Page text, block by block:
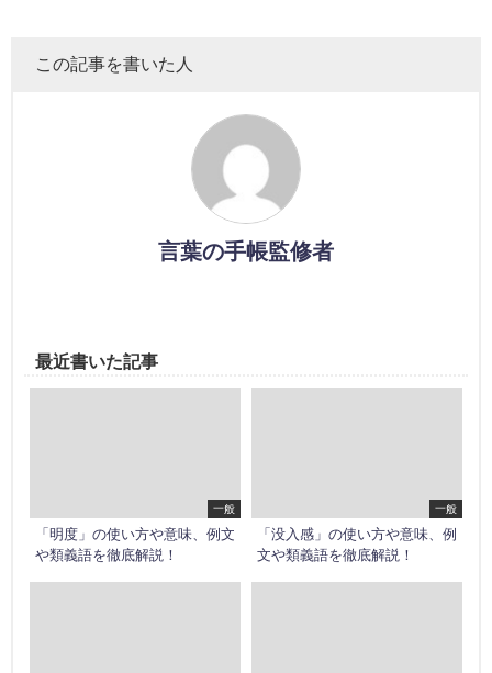
この記事を書いた人
言葉の手帳監修者
最近書いた記事
一般
「明度」の使い方や意味、例文
や類義語を徹底解説！
一般
「没入感」の使い方や意味、例
文や類義語を徹底解説！